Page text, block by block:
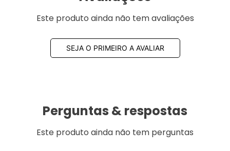
Este produto ainda não tem avaliações
SEJA O PRIMEIRO A AVALIAR
Perguntas & respostas
Este produto ainda não tem perguntas